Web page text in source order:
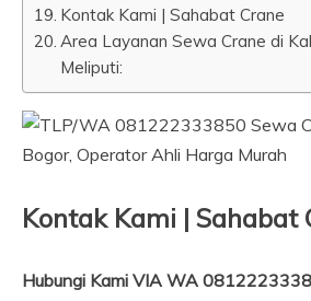
Kontak Kami | Sahabat Crane
Area Layanan Sewa Crane di
Meliputi:
Kontak Kami | Sahabat
Hubungi Kami VIA WA